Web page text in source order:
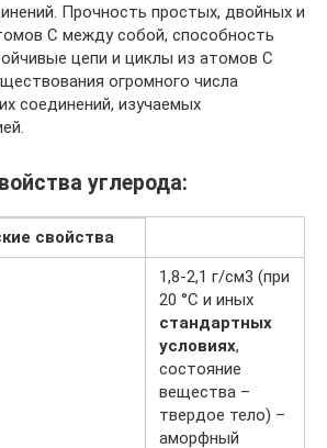
Прочность простых, двойных и
С между собой, способность
цепи и циклы из атомов С
огромного числа
соединений, изучаемых
углерода:
свойства
1,8-2,1 г/см3 (при
20 °C и иных
стандартных
условиях,
состояние
вещества –
твердое тело) –
аморфный